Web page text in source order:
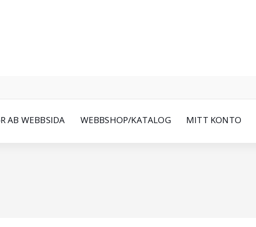
AB WEBBSIDA WEBBSHOP/KATALOG MITT KONTO